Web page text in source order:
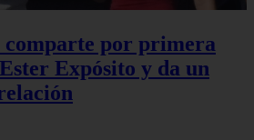
por primera
Expósito y da un